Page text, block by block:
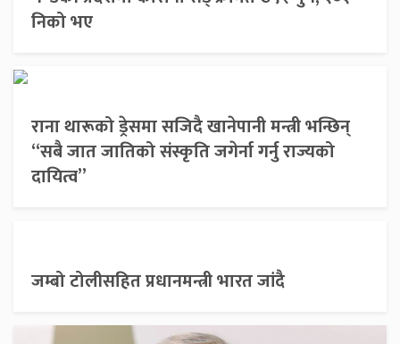
निको भए
राना थारूको ड्रेसमा सजिदै खानेपानी मन्त्री भन्छिन्
“सबै जात जातिको संस्कृति जगेर्ना गर्नु राज्यको
दायित्व”
जम्बो टोलीसहित प्रधानमन्त्री भारत जांदै